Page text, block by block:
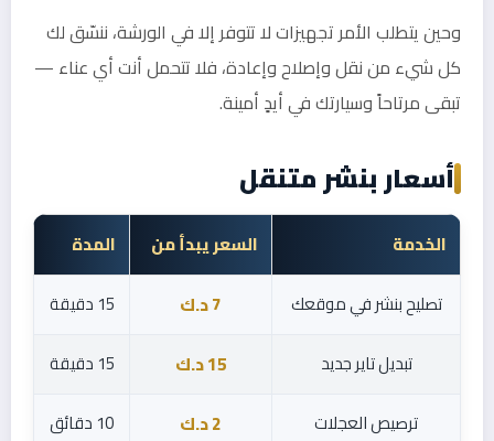
وحين يتطلب الأمر تجهيزات لا تتوفر إلا في الورشة، ننسّق لك
كل شيء من نقل وإصلاح وإعادة، فلا تتحمل أنت أي عناء —
تبقى مرتاحاً وسيارتك في أيدٍ أمينة.
أسعار بنشر متنقل
الخدمة السعر يبدأ من
المدة
تصليح بنشر في موقعك
7 د.ك
15 دقيقة
تبديل تاير جديد
15 د.ك
15 دقيقة
ترصيص العجلات
2 د.ك
10 دقائق